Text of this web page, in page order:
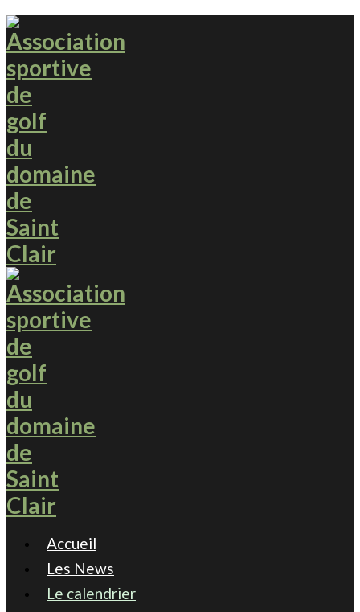
Accueil
Les News
Le calendrier